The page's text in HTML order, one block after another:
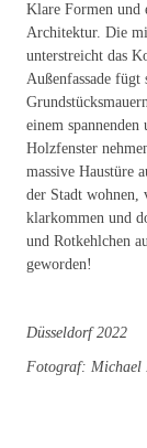
Klare Formen und
Architektur. Die
unterstreicht das
Außenfassade fügt
einem
Holzfenster
massive Haustüre
der Stadt wohnen,
klarkommen und
und Rotkehlchen
geworden!
Düsseldorf 2022
Fotograf: Michael